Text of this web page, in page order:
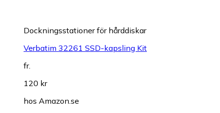
Dockningsstationer för hårddiskar
Verbatim 32261 SSD-kapsling Kit
fr.
120 kr
hos Amazon.se